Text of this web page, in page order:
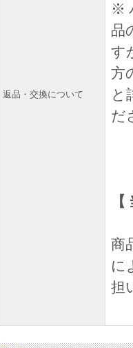
返品・交換について
※
品
す
方
と
だ
商
に
担